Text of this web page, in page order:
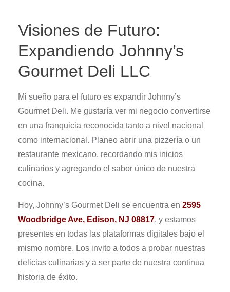
Visiones de Futuro:
Expandiendo Johnny’s
Gourmet Deli LLC
Mi sueño para el futuro es expandir Johnny’s
Gourmet Deli. Me gustaría ver mi negocio convertirse
en una franquicia reconocida tanto a nivel nacional
como internacional. Planeo abrir una pizzería o un
restaurante mexicano, recordando mis inicios
culinarios y agregando el sabor único de nuestra
cocina.
Hoy, Johnny’s Gourmet Deli se encuentra en 2595
Woodbridge Ave, Edison, NJ 08817, y estamos
presentes en todas las plataformas digitales bajo el
mismo nombre. Los invito a todos a probar nuestras
delicias culinarias y a ser parte de nuestra continua
historia de éxito.